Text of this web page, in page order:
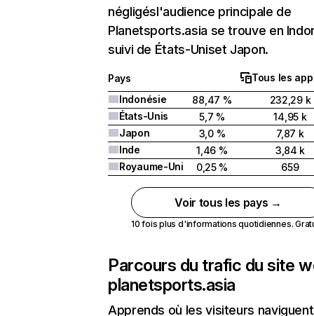
négligésl'audience principale de
Planetsports.asia se trouve en
suivi de États-Uniset Japon.
Pays
Tous les
Indonésie
88,47 %
232,29 k
États-Unis
5,7 %
14,95 k
Japon
3,0 %
7,87 k
Inde
1,46 %
3,84 k
Royaume-Uni
0,25 % 659
Voir tous les pays →
10 fois plus d'informations quotidiennes.
Parcours du trafic du site
planetsports.asia
Apprends où les visiteurs naviguent